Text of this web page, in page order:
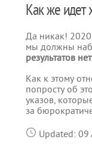
Как же идет
Да никак! 2020
мы должны
результатов
Как к этому
попросту об
указов,
за
Updated: 09